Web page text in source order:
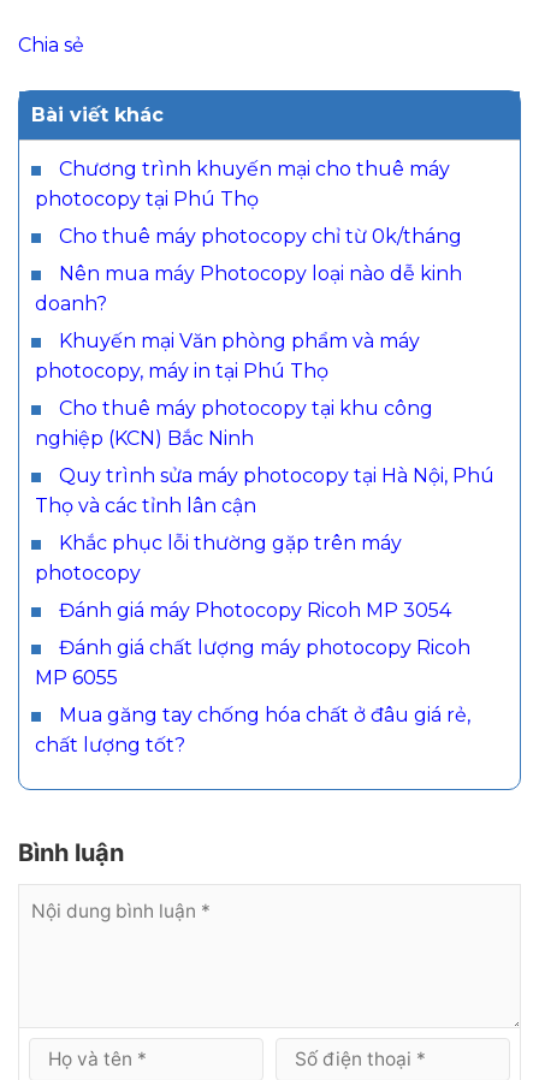
Chia sẻ
Bài viết khác
Chương trình khuyến mại cho thuê máy
photocopy tại Phú Thọ
Cho thuê máy photocopy chỉ từ 0k/tháng
Nên mua máy Photocopy loại nào dễ kinh
doanh?
Khuyến mại Văn phòng phẩm và máy
photocopy, máy in tại Phú Thọ
Cho thuê máy photocopy tại khu công
nghiệp (KCN) Bắc Ninh
Quy trình sửa máy photocopy tại Hà Nội, Phú
Thọ và các tỉnh lân cận
Khắc phục lỗi thường gặp trên máy
photocopy
Đánh giá máy Photocopy Ricoh MP 3054
Đánh giá chất lượng máy photocopy Ricoh
MP 6055
Mua găng tay chống hóa chất ở đâu giá rẻ,
chất lượng tốt?
Bình luận